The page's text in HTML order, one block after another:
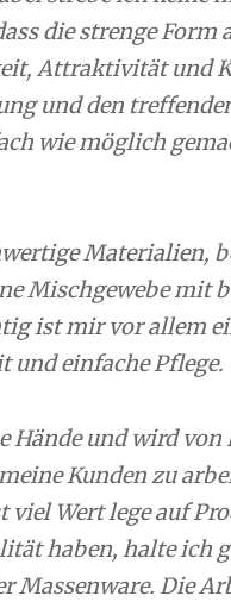
die strenge Form
Attraktivität und
und den
wie möglich
Materialien,
Mischgewebe mit
ist mir vor allem
und einfache Pflege.
Hände und wird
Kunden zu
Wert lege auf
haben, halte ich
Massenware. Die